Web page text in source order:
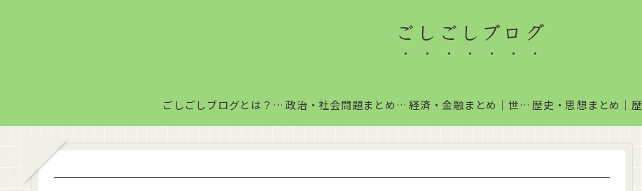
ごしごしブログ
ごしごしブログとは？毎日がちょっと楽しくなる情報発信サイト 政治・社会問題まとめ｜国内政治・国際情勢をわかりやすく解説 経済・金融まとめ｜世界経済・金融市場をわかりやすく解説